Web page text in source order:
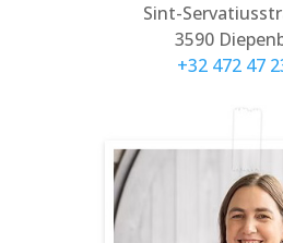
Sint-
3590
+32 472 47